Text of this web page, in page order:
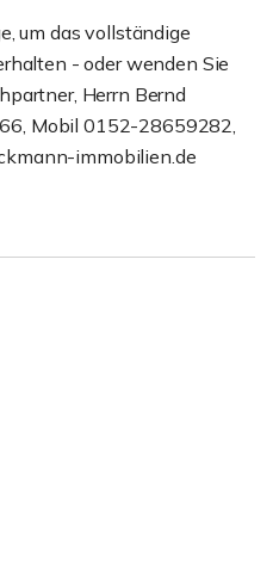
um das vollständige
- oder wenden Sie
Herrn Bernd
Mobil 0152-28659282,
immobilien.de